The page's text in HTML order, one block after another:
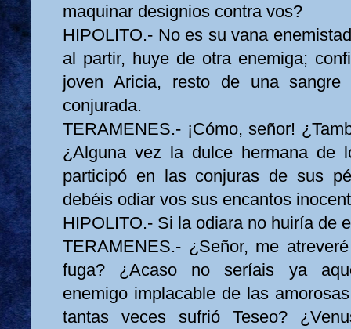
maquinar designios contra vos?
HIPOLITO.- No es su vana
al partir, huye de otra enemiga;
joven Aricia, resto de una sangre
conjurada.
TERAMENES.- ¡Cómo, señor!
¿Alguna vez la dulce hermana de
participó en las conjuras de sus
debéis odiar vos sus encantos
HIPOLITO.- Si la odiara no huiría de
TERAMENES.- ¿Señor, me
fuga? ¿Acaso no seríais ya
enemigo implacable de las
tantas veces sufrió Teseo?